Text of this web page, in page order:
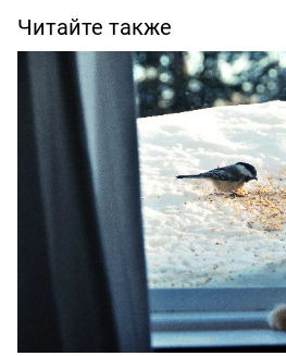
Читайте также